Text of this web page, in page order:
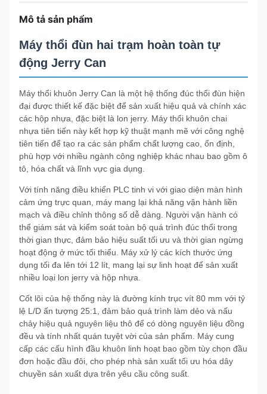
Mô tả sản phẩm
Máy thổi đùn hai trạm hoàn toàn tự
động Jerry Can
Máy thổi khuôn Jerry Can là một hệ thống đúc thổi đùn hiện
đại được thiết kế đặc biệt để sản xuất hiệu quả và chính xác
các hộp nhựa, đặc biệt là lon jerry. Máy thổi khuôn chai
nhựa tiên tiến này kết hợp kỹ thuật mạnh mẽ với công nghệ
tiên tiến để tạo ra các sản phẩm chất lượng cao, ổn định,
phù hợp với nhiều ngành công nghiệp khác nhau bao gồm ô
tô, hóa chất và lĩnh vực gia dụng.
Với tính năng điều khiển PLC tinh vi với giao diện màn hình
cảm ứng trực quan, máy mang lại khả năng vận hành liền
mạch và điều chỉnh thông số dễ dàng. Người vận hành có
thể giám sát và kiểm soát toàn bộ quá trình đúc thổi trong
thời gian thực, đảm bảo hiệu suất tối ưu và thời gian ngừng
hoạt động ở mức tối thiểu. Máy xử lý các kích thước ứng
dụng tối đa lên tới 12 lít, mang lại sự linh hoạt để sản xuất
nhiều loại lon jerry và hộp nhựa.
Cốt lõi của hệ thống này là đường kính trục vít 80 mm với tỷ
lệ L/D ấn tượng 25:1, đảm bảo quá trình làm dẻo và nấu
chảy hiệu quả nguyên liệu thô để có dòng nguyên liệu đồng
đều và tính nhất quán tuyệt vời của sản phẩm. Máy cung
cấp các cấu hình đầu khuôn linh hoạt bao gồm tùy chọn đầu
đơn hoặc đầu đôi, cho phép nhà sản xuất tối ưu hóa dây
chuyền sản xuất dựa trên yêu cầu công suất.